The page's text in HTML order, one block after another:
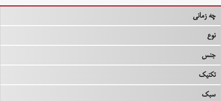
چه زمانی
نوع
جنس
تکنیک
سبک